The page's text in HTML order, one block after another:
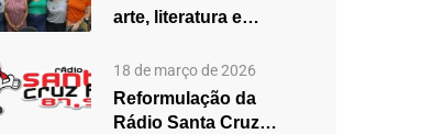
arte, literatura e
edição especial do…
18 de março de 2026
Reformulação da
Rádio Santa Cruz